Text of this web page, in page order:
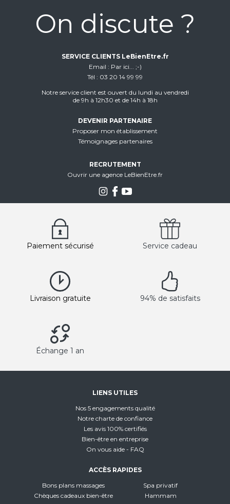
On discute ?
SERVICE CLIENTS LeBienEtre.fr
Email
Par ici... ;-)
Tél
03 20 14 99 99
Notre service client est ouvert du lundi au vendredi
de 9h à 12h30 et de 14h à 18h
DEVENIR PARTENAIRE
Proposer mon établissement
Témoignages partenaires
RECRUTEMENT
Ouvrir une agence LeBienEtre.fr
Paiement sécurisé Service cadeau
Livraison gratuite 94% de satisfaits
Échange 1 an
LIENS UTILES
Nos 5 engagements qualité
Notre charte de confiance
Les avis 100% certifiés
Bien-être en entreprise
On vous aide - FAQ
ACCÈS RAPIDES
Bons plans massages
Chèques cadeaux bien-être
Spa privatif
Hammam